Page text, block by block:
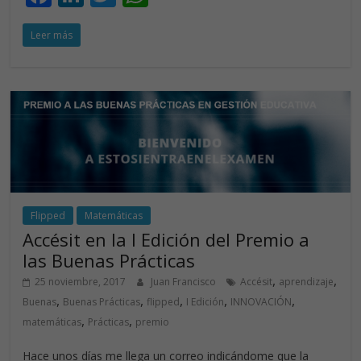
ac
e
o
k
dI
n
A
p
p
Leer más
Flipped Matemáticas
Accésit en la I Edición del Premio a
las Buenas Prácticas
25 noviembre, 2017 Juan Francisco Accésit, aprendizaje,
Buenas, Buenas Prácticas, flipped, I Edición, INNOVACIÓN,
matemáticas, Prácticas, premio
Hace unos días me llega un correo indicándome que la